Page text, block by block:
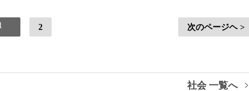
2 次のページヘ >
社会 一覧へ >